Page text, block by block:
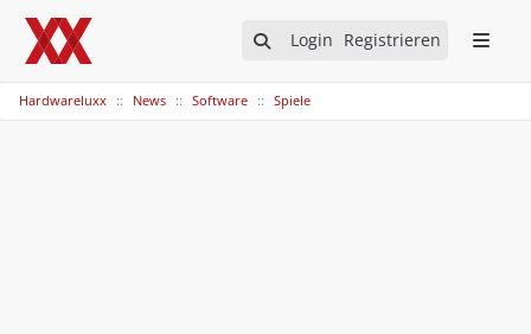
Login Registrieren
Hardwareluxx News Software Spiele